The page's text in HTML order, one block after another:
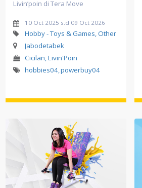
Livin’poin di Tera Move
10 Oct 2025 s.d 09 Oct 2026
Hobby - Toys & Games, Other
Jabodetabek
Cicilan, Livin'Poin
hobbies04,powerbuy04